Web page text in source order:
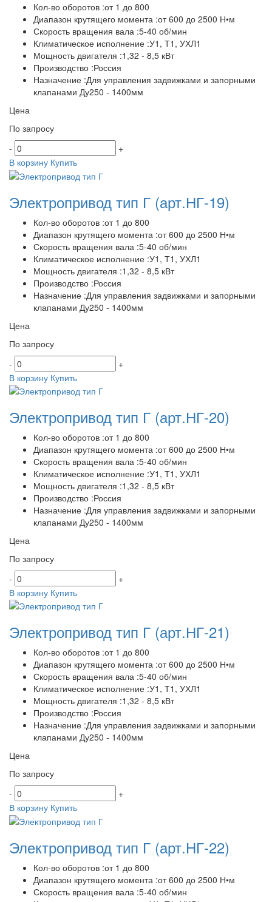
Кол-во оборотов :от 1 до 800
Диапазон крутящего момента :от 600 до 2500 Н•м
Скорость вращения вала :5-40 об/мин
Климатическое исполнение :У1, Т1, УХЛ1
Мощность двигателя :1,32 - 8,5 кВт
Производство :Россия
Назначение :Для управления задвижками и запорными
клапанами Ду250 - 1400мм
Цена
По запросу
-
+
В корзину Купить
Электропривод тип Г (арт.НГ-19)
Кол-во оборотов :от 1 до 800
Диапазон крутящего момента :от 600 до 2500 Н•м
Скорость вращения вала :5-40 об/мин
Климатическое исполнение :У1, Т1, УХЛ1
Мощность двигателя :1,32 - 8,5 кВт
Производство :Россия
Назначение :Для управления задвижками и запорными
клапанами Ду250 - 1400мм
Цена
По запросу
-
+
В корзину Купить
Электропривод тип Г (арт.НГ-20)
Кол-во оборотов :от 1 до 800
Диапазон крутящего момента :от 600 до 2500 Н•м
Скорость вращения вала :5-40 об/мин
Климатическое исполнение :У1, Т1, УХЛ1
Мощность двигателя :1,32 - 8,5 кВт
Производство :Россия
Назначение :Для управления задвижками и запорными
клапанами Ду250 - 1400мм
Цена
По запросу
-
+
В корзину Купить
Электропривод тип Г (арт.НГ-21)
Кол-во оборотов :от 1 до 800
Диапазон крутящего момента :от 600 до 2500 Н•м
Скорость вращения вала :5-40 об/мин
Климатическое исполнение :У1, Т1, УХЛ1
Мощность двигателя :1,32 - 8,5 кВт
Производство :Россия
Назначение :Для управления задвижками и запорными
клапанами Ду250 - 1400мм
Цена
По запросу
-
+
В корзину Купить
Электропривод тип Г (арт.НГ-22)
Кол-во оборотов :от 1 до 800
Диапазон крутящего момента :от 600 до 2500 Н•м
Скорость вращения вала :5-40 об/мин